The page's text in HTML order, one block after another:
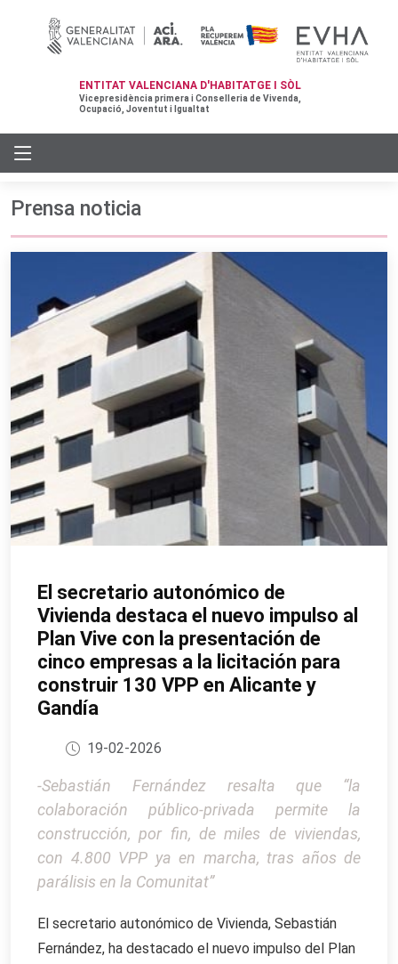
ENTITAT VALENCIANA D'HABITATGE I SÒL
Vicepresidència primera i Conselleria de Vivenda,
Ocupació, Joventut i Igualtat
Prensa noticia
El secretario autonómico de
Vivienda destaca el nuevo impulso al
Plan Vive con la presentación de
cinco empresas a la licitación para
construir 130 VPP en Alicante y
Gandía
19-02-2026
-Sebastián Fernández resalta que “la
colaboración público-privada permite la
construcción, por fin, de miles de viviendas,
con 4.800 VPP ya en marcha, tras años de
parálisis en la Comunitat”
El secretario autonómico de Vivienda, Sebastián
Fernández, ha destacado el nuevo impulso del Plan